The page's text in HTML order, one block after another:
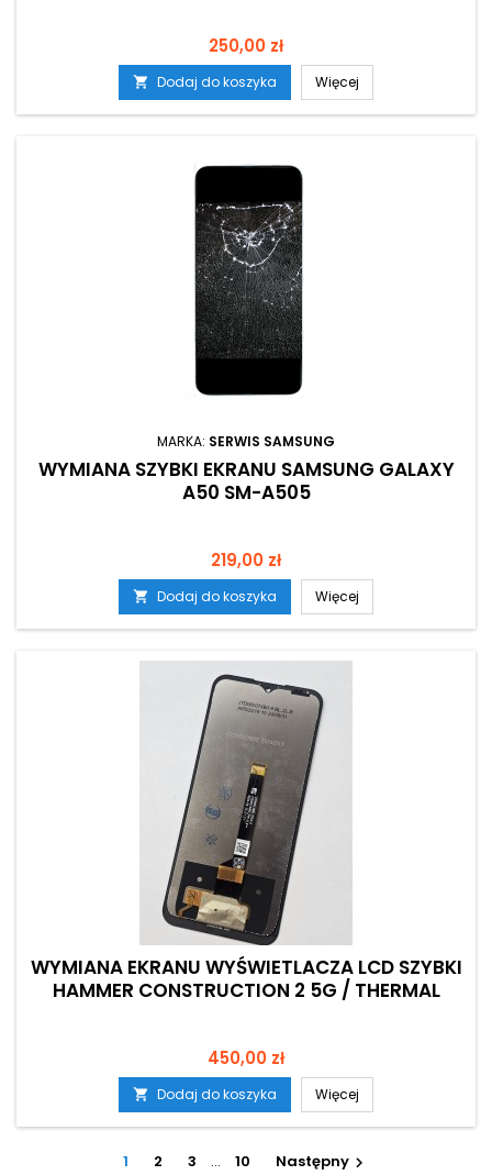
Cena
250,00 zł
 Dodaj do koszyka Więcej
MARKA: SERWIS SAMSUNG
WYMIANA SZYBKI EKRANU SAMSUNG GALAXY
A50 SM-A505
Cena
219,00 zł
 Dodaj do koszyka Więcej
WYMIANA EKRANU WYŚWIETLACZA LCD SZYBKI
HAMMER CONSTRUCTION 2 5G / THERMAL
Cena
450,00 zł
 Dodaj do koszyka Więcej
1 2 3 … 10 Następny 